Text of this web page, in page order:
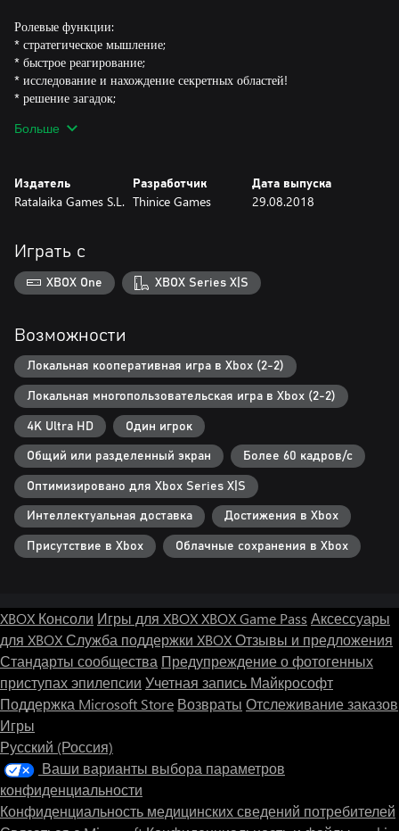
Ролевые функции:
* стратегическое мышление;
* быстрое реагирование;
* исследование и нахождение секретных областей!
* решение загадок;
Больше
Издатель
Ratalaika Games S.L.
Разработчик
Thinice Games
Дата выпуска
29.08.2018
Играть с
XBOX One XBOX Series X|S
Возможности
Локальная кооперативная игра в Xbox (2-2)
Локальная многопользовательская игра в Xbox (2-2)
4K Ultra HD Один игрок
Общий или разделенный экран Более 60 кадров/с
Оптимизировано для Xbox Series X|S
Интеллектуальная доставка Достижения в Xbox
Присутствие в Xbox Облачные сохранения в Xbox
XBOX Консоли Игры для XBOXXBOX Game Pass Аксессуары
для XBOXСлужба поддержки XBOXОтзывы и предложения
Стандарты сообщества Предупреждение о фотогенных
приступах эпилепсии Учетная запись Майкрософт
Поддержка Microsoft Store Возвраты Отслеживание заказов
Игры
Русский (Россия)
Ваши варианты выбора параметров
конфиденциальности
Конфиденциальность медицинских сведений потребителей